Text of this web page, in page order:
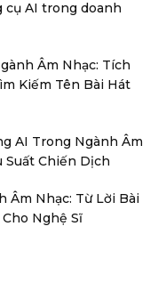
cụ AI trong doanh
Âm Nhạc: Tích
Kiếm Tên Bài Hát
AI Trong Ngành Âm
Suất Chiến Dịch
Âm Nhạc: Từ Lời Bài
Nghệ Sĩ